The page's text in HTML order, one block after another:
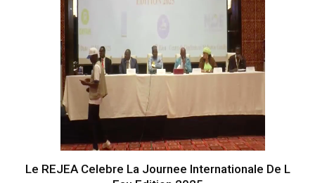
Le REJEA Celebre La Journee Internationale De L